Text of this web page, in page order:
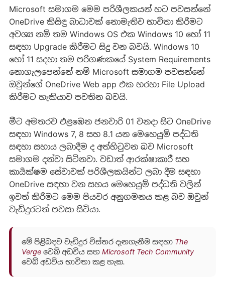
Microsoft සමාගම මෙම පරිශීලකයන් හට පවසන්නේ
OneDrive කිසිඳු බාධාවක් නොමැතිව භාවිතා කිරීමට
අවශ්‍ය නම් තම Windows OS එක Windows 10 හෝ 11
සඳහා Upgrade කිරීමට සිදු වන බවයි. Windows 10
හෝ 11 සදහා තම පරිගණකයේ System Requirements
නොගැලපෙන්නේ නම් Microsoft සමාගම පවසන්නේ
ඔවුන්ගේ OneDrive Web app එක හරහා File Upload
කිරීමට හැකියාව පවතින බවයි.
මීට අමතරව එළඹෙන ජනවාරි 01 වනදා සිට OneDrive
සඳහා Windows 7, 8 සහ 8.1 යන ‌මෙහෙයුම් පද්ධති
සඳහා සහාය ලබාදීම ද අත්හිටුවන බව Microsoft
සමාගම දන්වා සිටිනවා. වඩාත් ආරක්ෂාකාරී සහ
කාර්‍යක්ෂම සේවාවක් පරිශීලකයින්ට ලබා දීම සඳහා
OneDrive සඳහා වන සහය මෙහෙයුම් පද්ධති වලින්
ඉවත් කිරීමට මෙම පියවර අනුගමනය කළ බව ඔවුන්
වැඩිදුරටත් පවසා සිටියා.
මේ පිළිබඳව වැඩිදුර විස්තර දැනගැනීම සඳහා The
Vergeවෙබ් අඩවිය සහ Microsoft Tech Community
වෙබ් අඩවිය භාවිතා කළ හැක.